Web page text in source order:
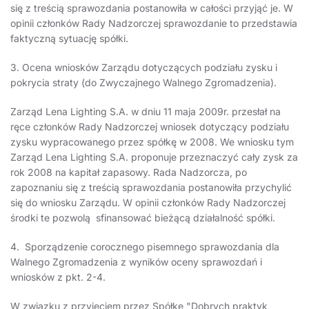
się z treścią sprawozdania postanowiła w całości przyjąć je. W
opinii członków Rady Nadzorczej sprawozdanie to przedstawia
faktyczną sytuację spółki.
3. Ocena wniosków Zarządu dotyczących podziału zysku i
pokrycia straty (do Zwyczajnego Walnego Zgromadzenia).
Zarząd Lena Lighting S.A. w dniu 11 maja 2009r. przesłał na
ręce członków Rady Nadzorczej wniosek dotyczący podziału
zysku wypracowanego przez spółkę w 2008. We wniosku tym
Zarząd Lena Lighting S.A. proponuje przeznaczyć cały zysk za
rok 2008 na kapitał zapasowy. Rada Nadzorcza, po
zapoznaniu się z treścią sprawozdania postanowiła przychylić
się do wniosku Zarządu. W opinii członków Rady Nadzorczej
środki te pozwolą sfinansować bieżącą działalność spółki.
4. Sporządzenie corocznego pisemnego sprawozdania dla
Walnego Zgromadzenia z wyników oceny sprawozdań i
wniosków z pkt. 2-4.
W związku z przyjęciem przez Spółkę "Dobrych praktyk